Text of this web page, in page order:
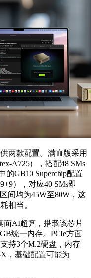
两款配置。满血版采用
A725），搭配48 SMs
的GB10 Superchip配置
），对应40 SMs即
间均为45W至80W，这
相当。
面AI超算，搭载该芯片
统一内存。PCIe方面
持3个M.2硬盘，内存
，基础配置可能为